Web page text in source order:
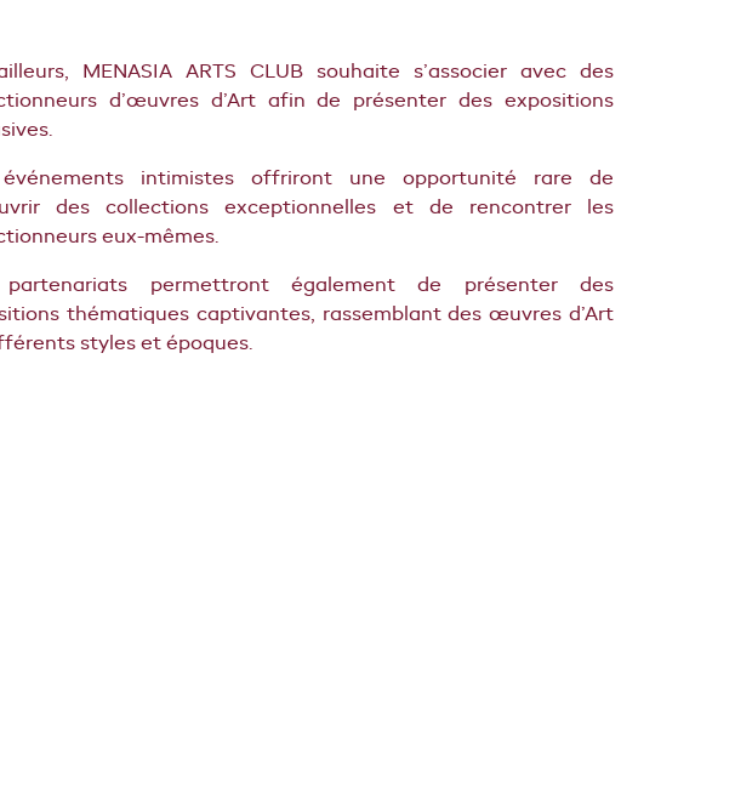
MENASIA ARTS CLUB souhaite s’associer avec des
d’œuvres d’Art afin de présenter des expositions
intimistes offriront une opportunité rare de
des collections exceptionnelles et de rencontrer les
eux-mêmes.
permettront également de présenter des
thématiques captivantes, rassemblant des œuvres d’Art
styles et époques.